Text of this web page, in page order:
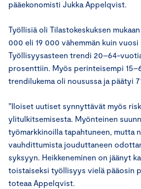
pääekonomisti Jukka Appelqvist.
Työllisiä oli Tilastokeskuksen
000 eli 19 000 vähemmän kuin
Työllisyysasteen trendi 20–64-
prosenttiin. Myös perinteisempi
trendilukema oli nousussa ja päätyi
”Iloiset uutiset synnyttävät myös
ylitulkitsemisesta. Myönteinen
työmarkkinoilla tapahtuneen, mutta
vauhdittumista jouduttaneen
syksyyn. Heikkeneminen on jäänyt
toistaiseksi työllisyys vielä pääosin
toteaa Appelqvist.